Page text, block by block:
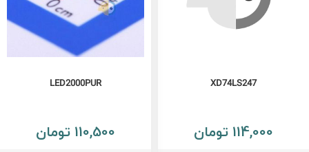
XD74LS247
114,000 تومان
LED2000PUR
110,500 تومان